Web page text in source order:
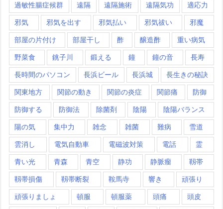
過敏性腸症候群 遠隔 遠隔施術 遠隔気功 適応力
邪気 邪気を出す 邪気払い 邪気祓い 邪魔
部屋の片付け 部屋干し 酢 醸造酢 重い病気
野菜食 銚子川 鍛える 鐘 鐘の音 長寿
長時間のパソコン 長浜ビール 長浜城 長生きの秘訣
関東地方 関節の動き 関節の炎症 関節痛 防御
防御する 防御法 除菌剤 陰陽 陰陽バランス
陽の気 集中力 雑念 雑菌 難病 雪道
雲消し 電気自動車 電磁波対策 電話 霊
青い光 青森 青空 静功 静脈瘤 靱帯
靱帯損傷 靱帯断裂 鞍馬寺 響き 頑張り
頑張りましょ 頓服 頓服薬 頭痛 頭皮